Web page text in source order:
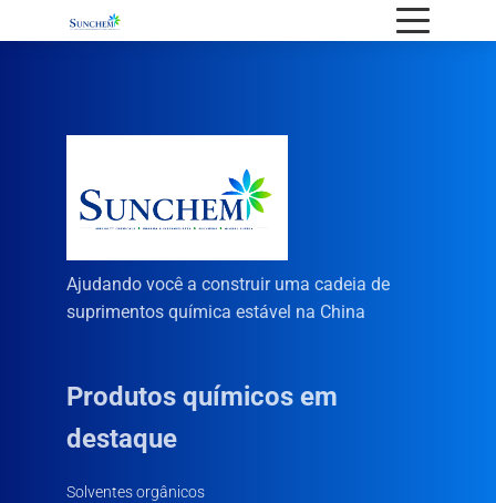
Ajudando você a construir uma cadeia de
suprimentos química estável na China
Produtos químicos em
destaque
Solventes orgânicos